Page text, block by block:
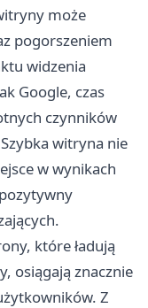
może
pogorszeniem
widzenia
Google, czas
czynników
witryna nie
w wynikach
które ładują
osiągają znacznie
Z